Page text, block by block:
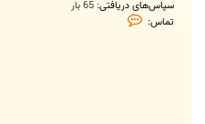
سپاس‌های دریافتی: 65 بار
تماس:
ت